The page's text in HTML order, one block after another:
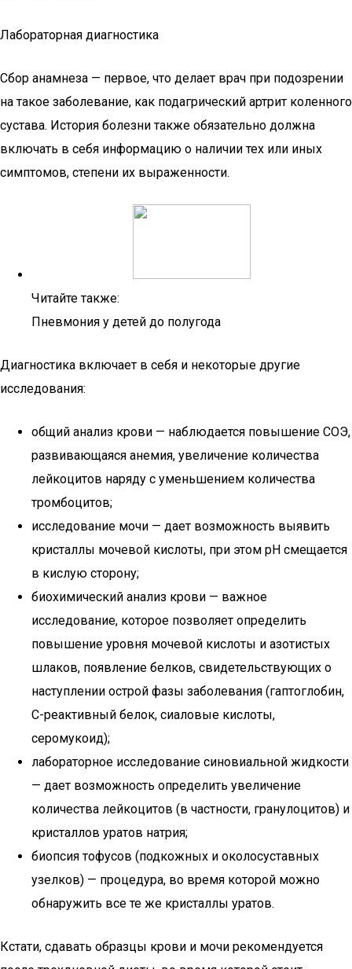
Лабораторная диагностика
Сбор анамнеза — первое, что делает врач при подозрении
на такое заболевание, как подагрический артрит коленного
сустава. История болезни также обязательно должна
включать в себя информацию о наличии тех или иных
симптомов, степени их выраженности.
Читайте также:
Пневмония у детей до полугода
Диагностика включает в себя и некоторые другие
исследования:
общий анализ крови — наблюдается повышение СОЭ,
развивающаяся анемия, увеличение количества
лейкоцитов наряду с уменьшением количества
тромбоцитов;
исследование мочи — дает возможность выявить
кристаллы мочевой кислоты, при этом рН смещается
в кислую сторону;
биохимический анализ крови — важное
исследование, которое позволяет определить
повышение уровня мочевой кислоты и азотистых
шлаков, появление белков, свидетельствующих о
наступлении острой фазы заболевания (гаптоглобин,
С-реактивный белок, сиаловые кислоты,
серомукоид);
лабораторное исследование синовиальной жидкости
— дает возможность определить увеличение
количества лейкоцитов (в частности, гранулоцитов) и
кристаллов уратов натрия;
биопсия тофусов (подкожных и околосуставных
узелков) — процедура, во время которой можно
обнаружить все те же кристаллы уратов.
Кстати, сдавать образцы крови и мочи рекомендуется